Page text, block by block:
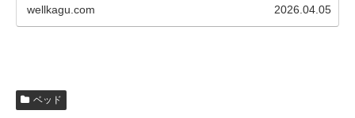
wellkagu.com 2026.04.05
ベッド